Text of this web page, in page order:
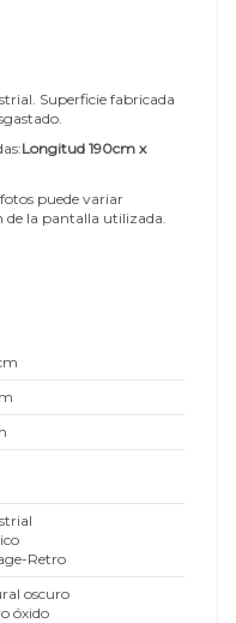
Superficie fabricada
Longitud 190cm x
puede variar
de la pantalla utilizada.
Retro
oscuro
óxido